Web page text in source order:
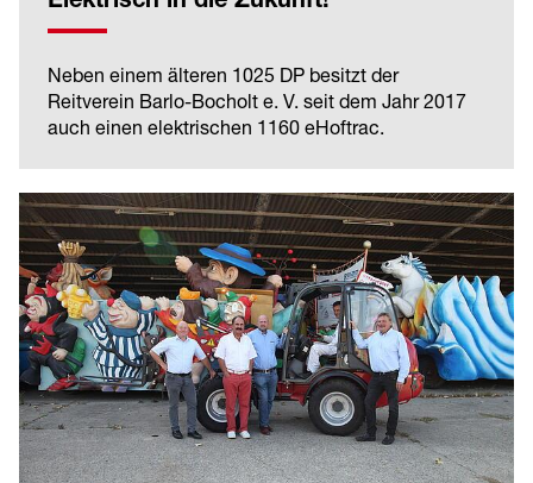
Neben einem älteren 1025 DP besitzt der
Reitverein Barlo-Bocholt e. V. seit dem Jahr 2017
auch einen elektrischen 1160 eHoftrac.